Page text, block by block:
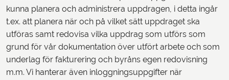
kunna planera och administrera uppdragen, i detta ingår
t.ex. att planera när och på vilket sätt uppdraget ska
utföras samt redovisa vilka uppdrag som utförs som
grund för vår dokumentation över utfört arbete och som
underlag för fakturering och byråns egen redovisning
m.m. Vi hanterar även inloggningsuppgifter när